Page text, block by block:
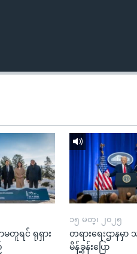
တူရင် ရုရှား
၁၅ မတ္၊ ၂၀၂၅
တရားရေးဌာနမှာ
မိန့်ခွန်းပြော